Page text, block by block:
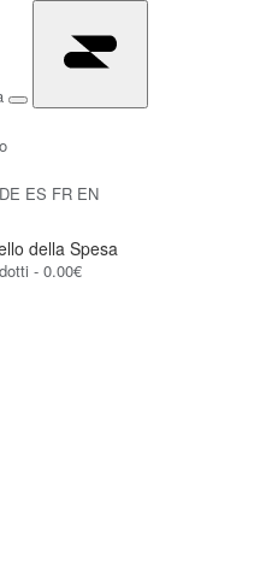
DE ES FR EN
della Spesa
- 0.00€